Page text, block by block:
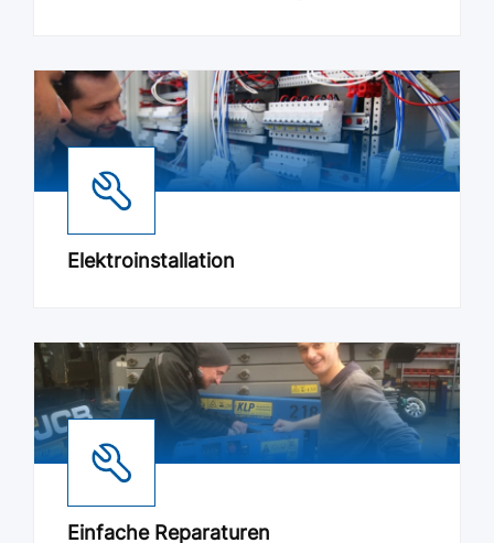
Elektroinstallation
Einfache Reparaturen